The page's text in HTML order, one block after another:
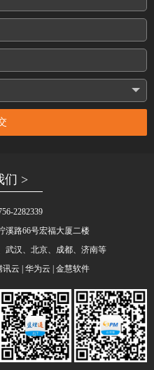
们 >
2282339
溪路66号宏福大厦二楼
武汉、北京、成都、济南等
云 | 华为云 | 金慧软件